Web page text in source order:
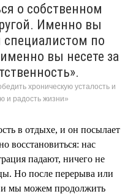
о собственном
Именно вы
по
вы несете за
хроническую усталость и
и радость жизни»
в отдыхе, и он посылает
восстановиться: нас
падают, ничего не
Но после перерыва или
и мы можем продолжить